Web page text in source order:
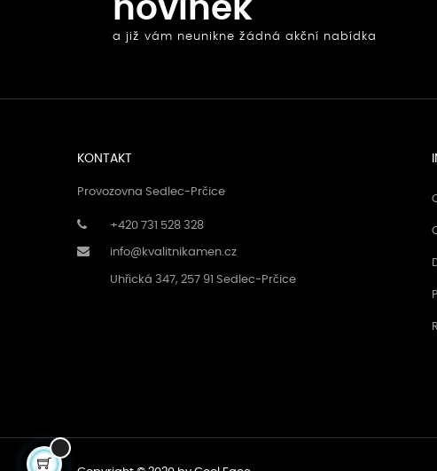
novinek
a již vám neunikne žádná akční nabídka
KONTAKT
Provozovna Sedlec-Prčice
+420 731 528 328
info@kvalitnikamen.cz
Uhřická 347, 257 91 Sedlec-Prčice